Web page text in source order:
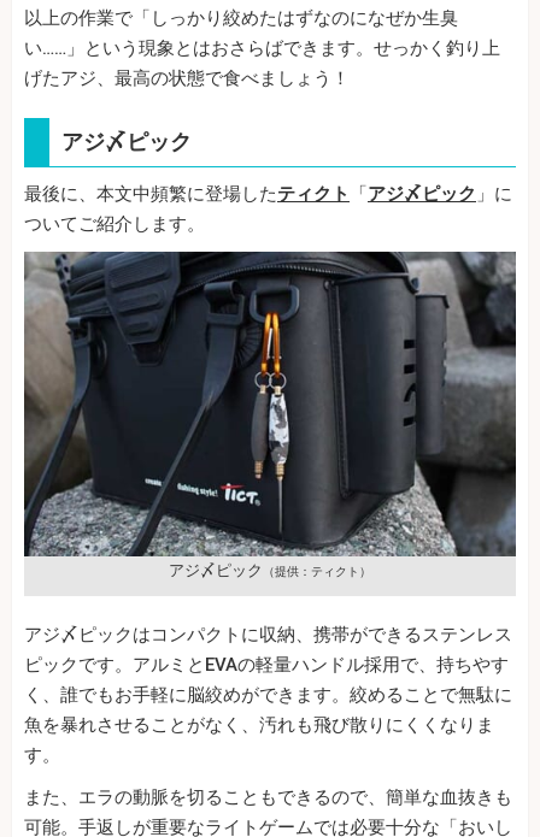
以上の作業で「しっかり絞めたはずなのになぜか生臭
い……」という現象とはおさらばできます。せっかく釣り上
げたアジ、最高の状態で食べましょう！
アジ〆ピック
最後に、本文中頻繁に登場したティクト 「 アジ〆ピック 」に
ついてご紹介します。
アジ〆ピック （提供：ティクト）
アジ〆ピックはコンパクトに収納、携帯ができるステンレス
ピックです。アルミとEVAの軽量ハンドル採用で、持ちやす
く、誰でもお手軽に脳絞めができます。絞めることで無駄に
魚を暴れさせることがなく、汚れも飛び散りにくくなりま
す。
また、エラの動脈を切ることもできるので、簡単な血抜きも
可能。手返しが重要なライトゲームでは必要十分な「おいし